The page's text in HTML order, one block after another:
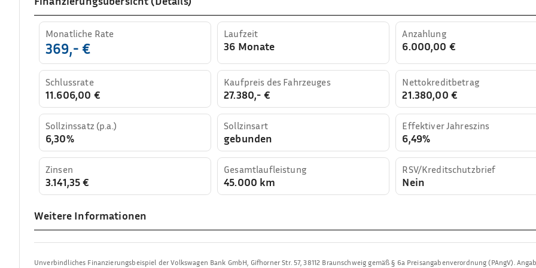
Monatliche Rate
369,- €
Laufzeit
36 Monate
Anzahlung
6.000,00 €
Schlussrate
11.606,00 €
Kaufpreis des Fahrzeuges
27.380,- €
Nettokreditbetrag
21.380,00 €
Sollzinssatz (p.a.)
6,30%
Sollzinsart
gebunden
Effektiver Jahreszins
6,49%
Zinsen
3.141,35 €
Gesamtlaufleistung
45.000 km
RSV/Kreditschutzbrief
Nein
Weitere Informationen
Unverbindliches Finanzierungsbeispiel derVolkswagen Bank GmbH Gifhorner Str. 57, 38112 Braunschweig gemäß § 6a Preisangabenverordnung (PAngV).